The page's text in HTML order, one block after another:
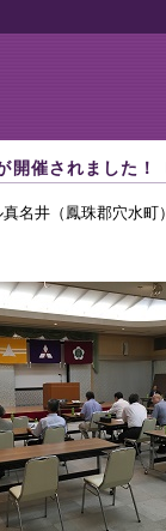
開催されました！
名井（鳳珠郡穴水町）